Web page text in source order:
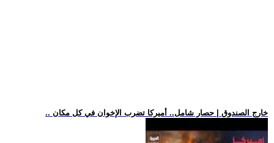
.. خارج الصندوق | حصار شامل.. أميركا تضرب الإخوان في كل مكان